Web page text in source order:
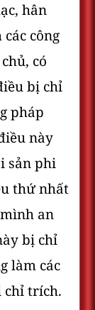
hân
công
có
bị chỉ
pháp
này
sản phi
thứ nhất
an
bị chỉ
làm các
chỉ trích.